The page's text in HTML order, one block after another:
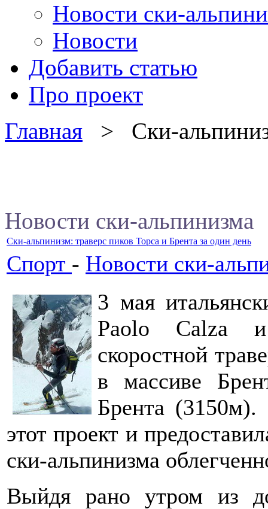
Новости ски-
Новости
Добавить статью
Про проект
Главная > Ски-
Новости ски-альпинизма
Ски-альпинизм: траверс пиков Торса и Брента за один день
Спорт - Новости ски-
3 мая
Paolo Calza
скоростной
в массиве
Брента (3150м).
этот проект и
ски-альпинизма
Выйдя рано утром из